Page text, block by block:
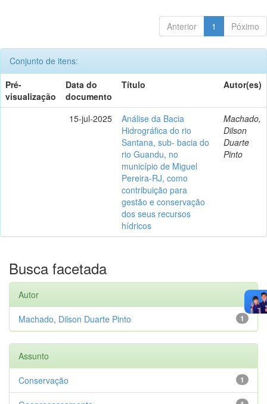
Anterior 1 Póximo
Conjunto de itens:
Pré-
visualização
Data do
documento
Título Autor(es)
15-jul-2025
Análise da Bacia
Hidrográfica do rio
Santana, sub- bacia do
rio Guandu, no
município de Miguel
Pereira-RJ, como
contribuição para
gestão e conservação
dos seus recursos
hídricos
Machado,
Dilson
Duarte
Pinto
Busca facetada
Autor
1
Machado, Dilson Duarte Pinto
Assunto
1
Conservação